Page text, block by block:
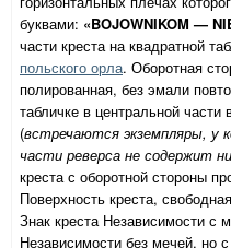
буквами: «BOJOWNIKOM —
части креста на квадратной
польского орла. Оборотная
полированная, без эмали
табличке в центральной части
(встречаются экземпляры, у
части реверса не содержит
креста с оборотной стороны
Поверхность креста,
Знак креста Независимости с
Независимости без мечей, но